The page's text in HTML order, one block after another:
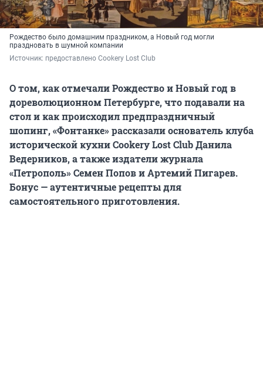
Рождество было домашним праздником, а Новый год могли
праздновать в шумной компании
Источник: предоставлено Cookery Lost Club
О том, как отмечали Рождество и Новый год в
дореволюционном Петербурге, что подавали на
стол и как происходил предпраздничный
шопинг, «Фонтанке» рассказали основатель клуба
исторической кухни Cookery Lost Club Данила
Ведерников, а также издатели журнала
«Петрополь» Семен Попов и Артемий Пигарев.
Бонус — аутентичные рецепты для
самостоятельного приготовления.